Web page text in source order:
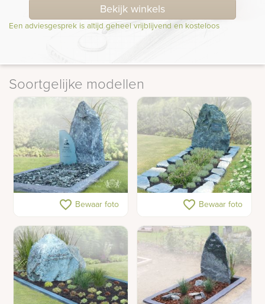
Bekijk winkels
Een adviesgesprek is altijd geheel vrijblijvend en kosteloos
Soortgelijke modellen
Grijs-blauwe ruwe
favorite_border Bewaar foto
Groenblauw ruw
natuurlijk gedenkteken
favorite_border Bewaar foto